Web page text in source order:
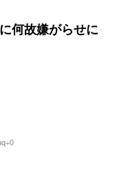
何故嫌がらせに